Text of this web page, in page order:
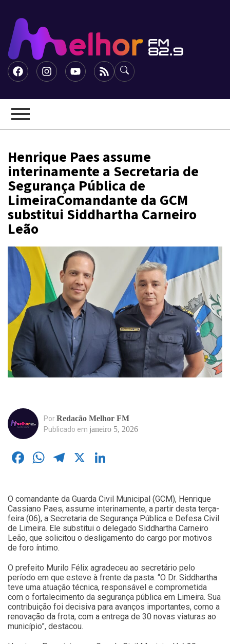
Henrique Paes assume
interinamente a Secretaria de
Segurança Pública de
LimeiraComandante da GCM
substitui Siddhartha Carneiro
Leão
PorRedacão Melhor FM
Publicado em janeiro 5, 2026
Facebook
WhatsApp
Telegram
X
O comandante da Guarda Civil Municipal (GCM), Henrique
Cassiano Paes, assume interinamente, a partir desta terça-
feira (06), a Secretaria de Segurança Pública e Defesa Civil
de Limeira. Ele substitui o delegado Siddhartha Carneiro
Leão, que solicitou o desligamento do cargo por motivos
de foro íntimo.
O prefeito Murilo Félix agradeceu ao secretário pelo
período em que esteve à frente da pasta. “O Dr. Siddhartha
teve uma atuação técnica, responsável e comprometida
com o fortalecimento da segurança pública em Limeira. Sua
contribuição foi decisiva para avanços importantes, como a
renovação da frota, com a entrega de 30 novas viaturas ao
município”, destacou.